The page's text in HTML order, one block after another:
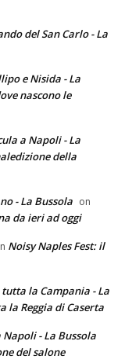
del San Carlo - La
e Nisida - La
nascono le
a Napoli - La
della
- La Bussola on
da ieri ad oggi
Noisy Naples Fest: il
la Campania - La
la Reggia di Caserta
- La Bussola
del salone